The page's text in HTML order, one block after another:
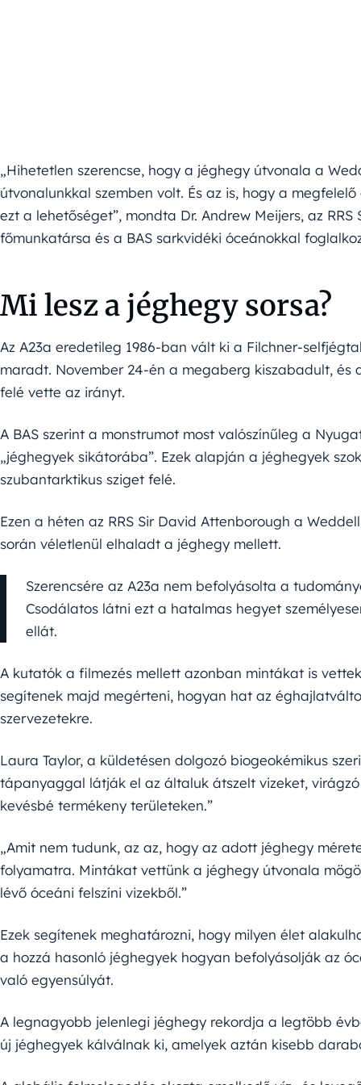
„Hihetetlen szerencse, hogy a jéghegy útvonala a
útvonalunkkal szemben volt. És az is, hogy a
ezt a lehetőséget”, mondta Dr. Andrew Meijers, az
főmunkatársa és a BAS sarkvidéki óceánokkal
Mi lesz a jéghegy sorsa?
Az A23a eredetileg 1986-ban vált ki a Filchner-
maradt. November 24-én a megaberg kiszabadult, és
felé vette az irányt.
A BAS szerint a monstrumot most valószínűleg a
„jéghegyek sikátorába”. Ezek alapján a jéghegyek
szubantarktikus sziget felé.
Ezen a héten az RRS Sir David Attenborough a
során véletlenül elhaladt a jéghegy mellett.
Szerencsére az A23a nem befolyásolta a
Csodálatos látni ezt a hatalmas hegyet
ellát.
A kutatók a filmezés mellett azonban mintákat is
segítenek majd megérteni, hogyan hat az
szervezetekre.
Laura Taylor, a küldetésen dolgozó biogeokémikus
tápanyaggal látják el az általuk átszelt vizeket,
kevésbé termékeny területeken.”
„Amit nem tudunk, az az, hogy az adott jéghegy
folyamatra. Mintákat vettünk a jéghegy útvonala
lévő óceáni felszíni vizekből.”
Ezek segítenek meghatározni, hogy milyen élet
a hozzá hasonló jéghegyek hogyan befolyásolják az
való egyensúlyát.
A legnagyobb jelenlegi jéghegy rekordja a legtöbb
új jéghegyek kálválnak ki, amelyek aztán kisebb